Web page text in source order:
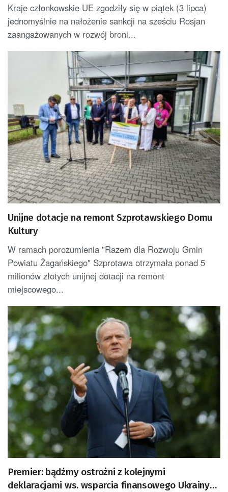
Kraje członkowskie UE zgodziły się w piątek (3 lipca)
jednomyślnie na nałożenie sankcji na sześciu Rosjan
zaangażowanych w rozwój broni...
Unijne dotacje na remont Szprotawskiego Domu
Kultury
W ramach porozumienia "Razem dla Rozwoju Gmin
Powiatu Żagańskiego" Szprotawa otrzymała ponad 5
milionów złotych unijnej dotacji na remont
miejscowego...
Premier: bądźmy ostrożni z kolejnymi
deklaracjami ws. wsparcia finansowego Ukrainy